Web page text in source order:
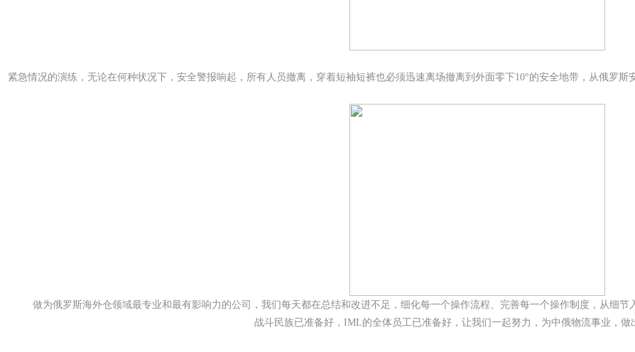
紧急情况的演练，无论在何种状况下，安全警报响起，所有人员撤离，穿着短袖短裤也必须迅速离场撤离到外面零下10°的安全地带，从俄罗
做为俄罗斯海外仓领域最专业和最有影响力的公司，我们每天都在总结和改进不足，细化每一个操作流程、完善每一个操作制度，从细
战斗民族已准备好，IML的全体员工已准备好，让我们一起努力，为中俄物流事业，做